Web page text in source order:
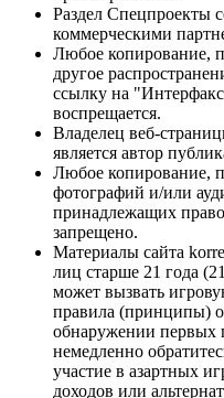
Раздел Спецпроекты
коммерческими
Любое копирование,
другое
ссылку на
воспрещается.
Владелец веб-
является автор
Любое копирование,
фотографий и/или
принадлежащих
запрещено.
Материалы сайта
лиц старше 21 года
может вызвать
правила (принципы)
обнаружении первых
немедленно
участие в азартных
доходов или